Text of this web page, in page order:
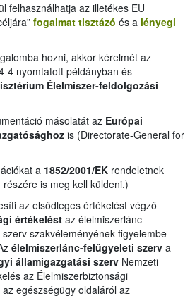
felhasználhatja az illetékes EU
fogalmat tisztázó és a lényegi
hozni, akkor kérelmét az
4 nyomtatott példányban és
Élelmiszer-feldolgozási
másolatát az Európai
is (Directorate-General for
a 1852/2001/EKrendeletnek
is meg kell küldeni.)
az elsődleges értékelést végző
értékeléstaz élelmiszerlánc-
szakvéleményének figyelembe
élelmiszerlánc-felügyeleti szerva
államigazgatási szervNemzeti
az Élelmiszerbiztonsági
egészségügy oldaláról az